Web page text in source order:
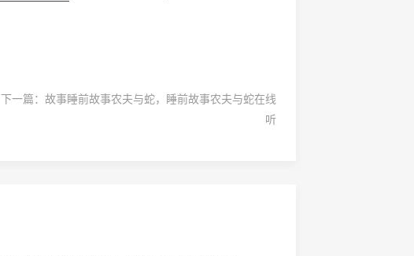
下一篇： 故事睡前故事农夫与蛇，睡前故事农夫与蛇在线
听